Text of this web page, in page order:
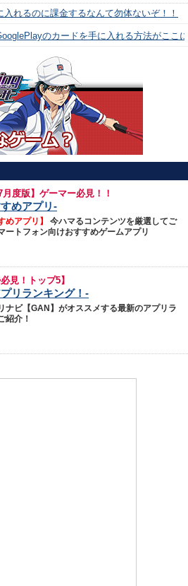
入れるのに課金するなんて勿体ないぞ！！
のカードを手に入れる方法がここ
月度版】ゲーマー必見！！
めアプリ-
めアプリ】
今ハマるコンテンツを厳選してご
ートフォン向けおすすめゲームアプリ
見！トップ5】
リランキング！-
ナビ【GAN】がオススメする最新のアプリラ
紹介！